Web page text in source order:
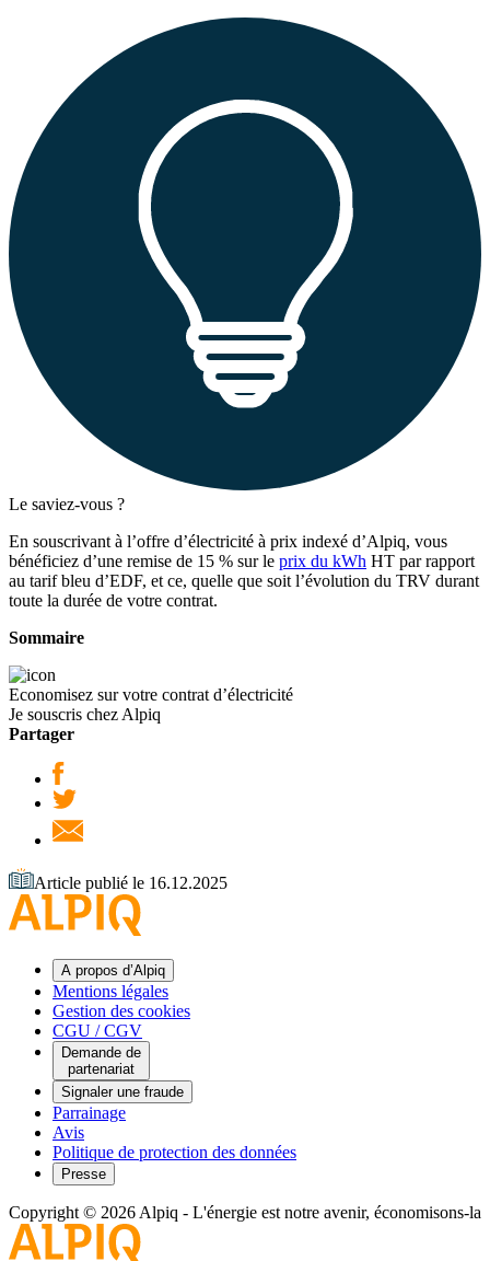
Le saviez-vous ?
En souscrivant à l’offre d’électricité à prix indexé d’Alpiq, vous
bénéficiez d’une remise de 15 % sur le prix du kWh HT par rapport
au tarif bleu d’EDF, et ce, quelle que soit l’évolution du TRV durant
toute la durée de votre contrat.
Sommaire
Economisez sur votre contrat d’électricité
Je souscris chez Alpiq
Partager
Article publié le 16.12.2025
A propos d’Alpiq
Mentions légales
Gestion des cookies
CGU / CGV
Demande de
partenariat
Signaler une fraude
Parrainage
Avis
Politique de protection des données
Presse
Copyright © 2026 Alpiq - L'énergie est notre avenir, économisons-la